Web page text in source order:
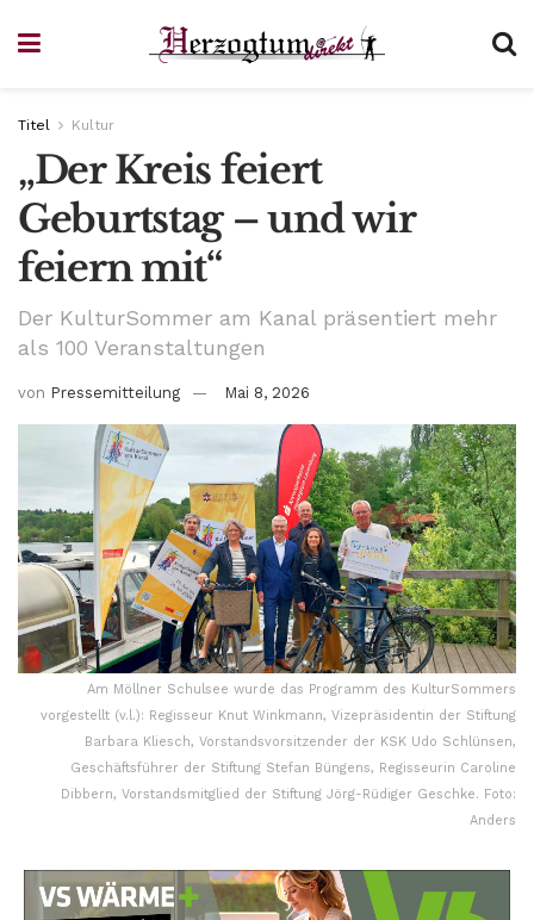
Titel Kultur
„Der Kreis feiert
Geburtstag – und wir
feiern mit“
Der KulturSommer am Kanal präsentiert mehr
als 100 Veranstaltungen
von Pressemitteilung Mai 8, 2026
Am Möllner Schulsee wurde das Programm des KulturSommers
vorgestellt (v.l.): Regisseur Knut Winkmann, Vizepräsidentin der Stiftung
Barbara Kliesch, Vorstandsvorsitzender der KSK Udo Schlünsen,
Geschäftsführer der Stiftung Stefan Büngens, Regisseurin Caroline
Dibbern, Vorstandsmitglied der Stiftung Jörg-Rüdiger Geschke. Foto:
Anders